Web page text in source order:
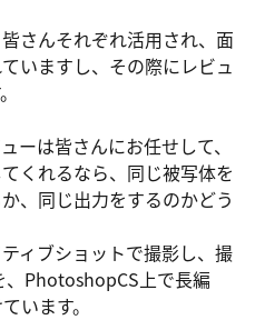
さんそれぞれ活用され、面
いますし、その際にレビュ
ーは皆さんにお任せして、
くれるなら、同じ被写体を
、同じ出力をするのかどう
ィブショットで撮影し、撮
PhotoshopCS上で長編
います。